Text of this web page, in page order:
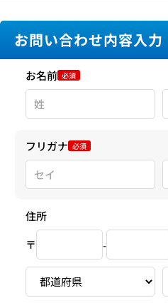
お問い合わせ内容入力
お名前 必須
フリガナ 必須
住所
〒
-